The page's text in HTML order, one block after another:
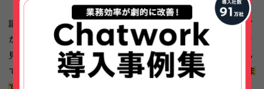
議事録も今まではメールでしたが、グループチャットを作って
からそこに流しています。別の部署の議事録って普段はあまり
見ないですし、メールで飛んできても埋もれてしまって困るん
です。
Chatworkなら議事録専用のグループチャットが作れま
すから、必要なときだけそこを確認すればいいので便利です